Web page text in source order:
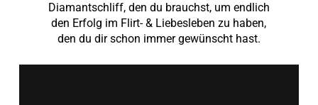
Diamantschliff, den du brauchst, um endlich
den Erfolg im Flirt- & Liebesleben zu haben,
den du dir schon immer gewünscht hast.